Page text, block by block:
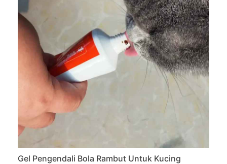
Gel Pengendali Bola Rambut Untuk Kucing